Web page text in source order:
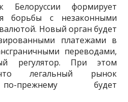
Белоруссии формирует
борьбы с незаконными
Новый орган будет
платежами в
переводами,
регулятор. При этом
что легальный рынок
прежнему будет